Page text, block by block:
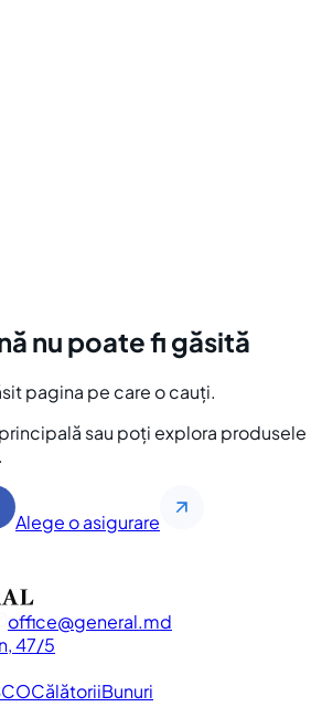
nu poate fi găsită
pagina pe care o cauți.
sau poți explora produsele
Alege o asigurare
office
general.md
47/5
CălătoriiBunuri